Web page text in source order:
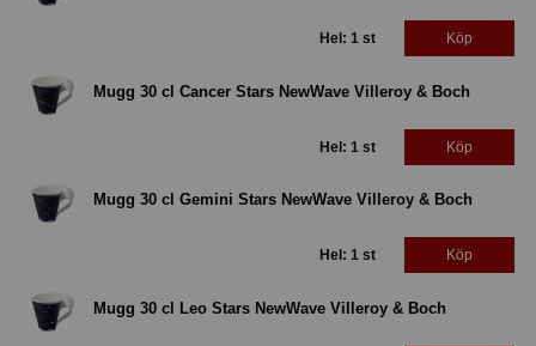
Hel: 1 st Köp
Mugg 30 cl Cancer Stars NewWave Villeroy & Boch
Hel: 1 st Köp
Mugg 30 cl Gemini Stars NewWave Villeroy & Boch
Hel: 1 st Köp
Mugg 30 cl Leo Stars NewWave Villeroy & Boch